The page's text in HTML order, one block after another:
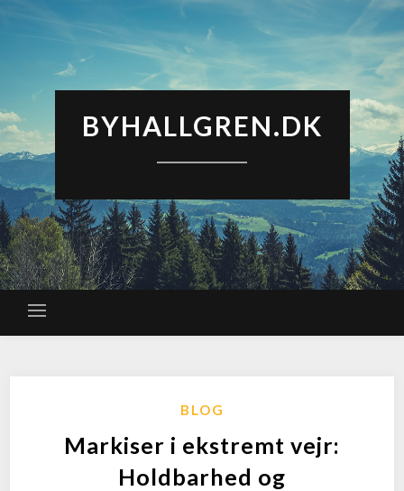
BYHALLGREN.DK
BLOG
Markiser i ekstremt vejr:
Holdbarhed og